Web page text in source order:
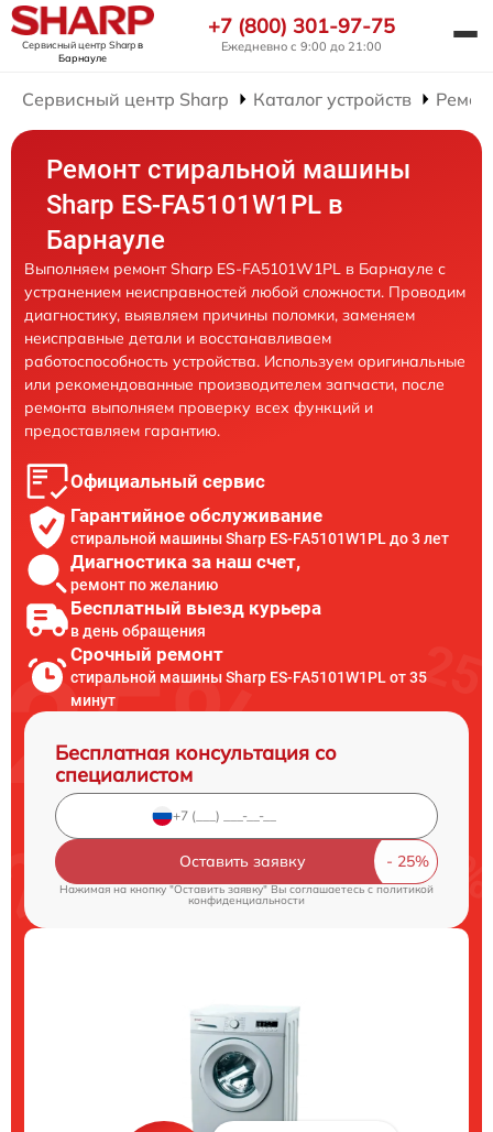
Сервисный центр Sharpв
Барнауле
+7 (800) 301-97-75
Ежедневно с 9:00 до 21:00
Сервисный центр Sharp Каталог устройств
Ремонт стиральной машины
Sharp ES-FA5101W1PL в
Барнауле
Выполняем ремонт Sharp ES-FA5101W1PL в Барнауле с
устранением неисправностей любой сложности. Проводим
диагностику, выявляем причины поломки, заменяем
неисправные детали и восстанавливаем
работоспособность устройства. Используем оригинальные
или рекомендованные производителем запчасти, после
ремонта выполняем проверку всех функций и
предоставляем гарантию.
Официальный сервис
Гарантийное обслуживание
стиральной машины Sharp ES-FA5101W1PL до 3 лет
Диагностика за наш счет,
ремонт по желанию
Бесплатный выезд курьера
в день обращения
Срочный ремонт
стиральной машины Sharp ES-FA5101W1PL от 35
минут
Бесплатная консультация со
специалистом
Оставить заявку
Нажимая на кнопку "Оставить заявку" Вы соглашаетесь cполитикой
конфиденциальности